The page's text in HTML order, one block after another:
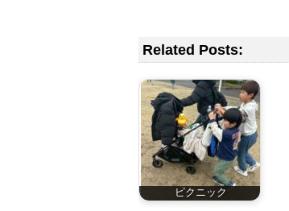
Related Posts:
ピクニック